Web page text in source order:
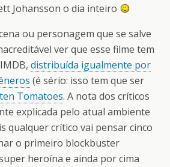
Johansson o dia inteiro
ou personagem que se salve
ver que esse filme tem
distribuída igualmente por
(é sério: isso tem que ser
Tomatoes. A nota dos críticos
explicada pelo atual ambiente
qualquer crítico vai pensar cinco
o primeiro blockbuster
heroína e ainda por cima